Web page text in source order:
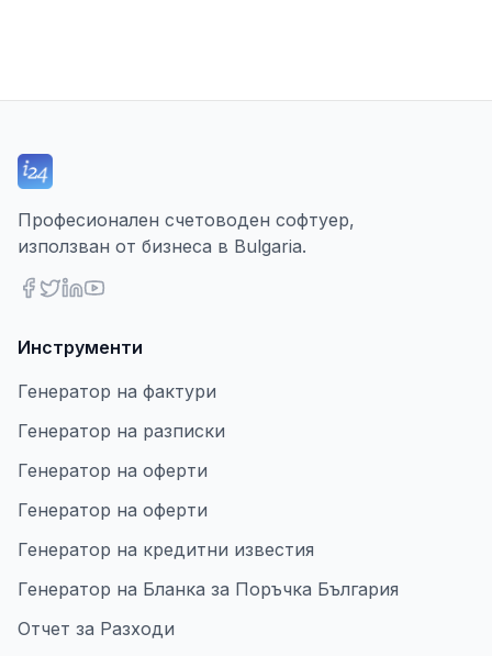
Професионален счетоводен софтуер,
използван от бизнеса в Bulgaria.
Инструменти
Генератор на фактури
Генератор на разписки
Генератор на оферти
Генератор на оферти
Генератор на кредитни известия
Генератор на Бланка за Поръчка България
Отчет за Разходи